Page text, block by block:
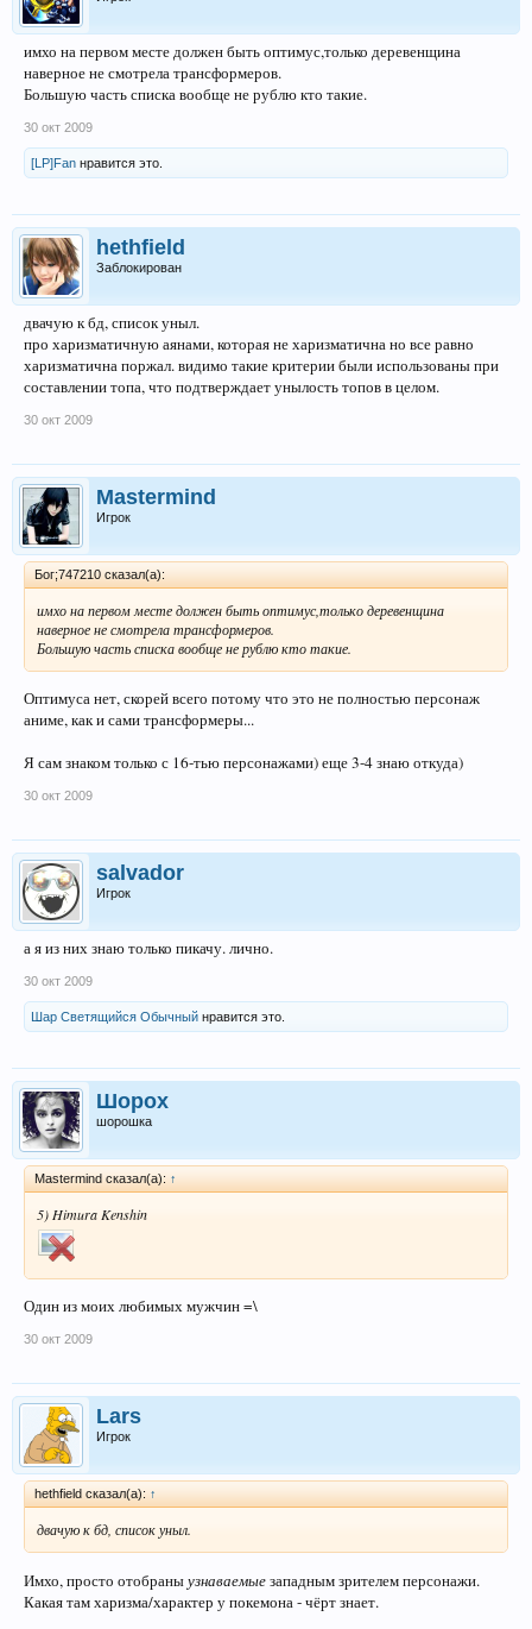
имхо на первом месте должен быть оптимус,только деревенщина
наверное не смотрела трансформеров.
Большую часть списка вообще не рублю кто такие.
30 окт 2009
[LP]Fan нравится это.
hethfield
Заблокирован
двачую к бд, список уныл.
про харизматичную аянами, которая не харизматична но все равно
харизматична поржал. видимо такие критерии были использованы при
составлении топа, что подтверждает унылость топов в целом.
30 окт 2009
Mastermind
Игрок
Бог;747210 сказал(а):
имхо на первом месте должен быть оптимус,только деревенщина
наверное не смотрела трансформеров.
Большую часть списка вообще не рублю кто такие.
Оптимуса нет, скорей всего потому что это не полностью персонаж
аниме, как и сами трансформеры...
Я сам знаком только с 16-тью персонажами) еще 3-4 знаю откуда)
30 окт 2009
salvador
Игрок
а я из них знаю только пикачу. лично.
30 окт 2009
Шар Светящийся Обычный нравится это.
Шорох
шорошка
Mastermind сказал(а): ↑
5) Himura Kenshin
Один из моих любимых мужчин =\
30 окт 2009
Lars
Игрок
hethfield сказал(а): ↑
двачую к бд, список уныл.
Имхо, просто отобраныузнаваемыезападным зрителем персонажи.
Какая там харизма/характер у покемона - чёрт знает.